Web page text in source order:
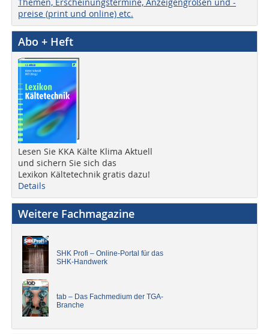
preise (print und online) etc.
Abo + Heft
Lesen Sie KKA Kälte Klima Aktuell
und sichern Sie sich das
Lexikon Kältetechnik gratis dazu!
Details
Weitere Fachmagazine
SHK Profi – Online-Portal für das
SHK-Handwerk
tab – Das Fachmedium der TGA-
Branche